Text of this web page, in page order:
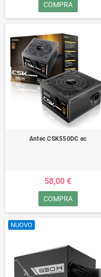
COMPRA
Antec CSK550DC ec
58,00 €
COMPRA
NUOVO